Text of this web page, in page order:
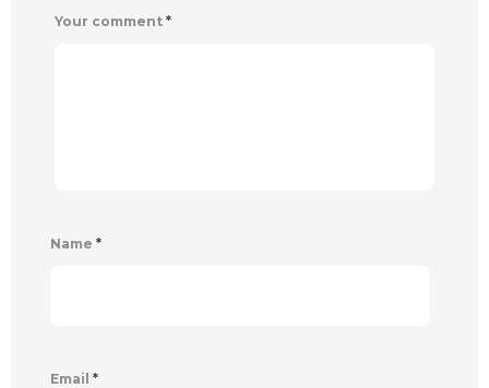
Your comment *
Name *
Email *